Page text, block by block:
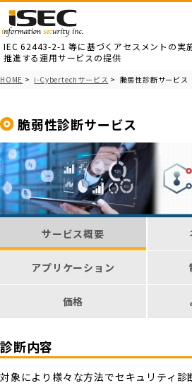
IEC 62443-2-1 等に基づくアセスメントの実施
推進する運用サービスの提供
HOME > i-Cybertechサービス > 脆弱性診断サービス
脆弱性診断サービス
サービス概要
アプリケーション
価格
診断内容
対象により様々な方法でセキュリティ診